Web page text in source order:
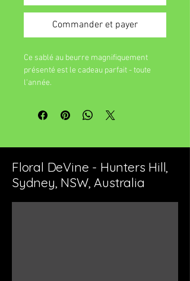
Commander et payer
Ce sablé au beurre magnifiquement
présenté est le cadeau parfait - toute
l'année.
Floral DeVine - Hunters Hill,
Sydney, NSW, Australia